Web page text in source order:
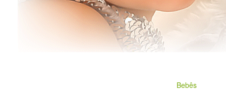
Bebês